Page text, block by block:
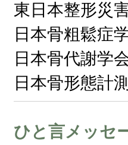
東日本整形災
日本骨粗鬆症
日本骨代謝学
日本骨形態計
ひと言メッセ